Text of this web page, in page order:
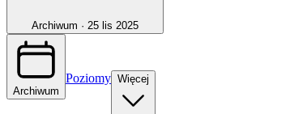
Archiwum · 25 lis 2025
Archiwum
Poziomy Więcej